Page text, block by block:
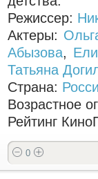
Режиссер:
Актеры:
Абызова,
Татьяна
Страна:
Возрастное
Рейтинг
0